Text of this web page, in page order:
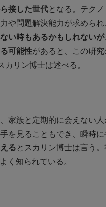
接した世代となる。テク
や問題解決能力が求められ
い時もあるかもしれない
可能性があると、この研
リン博士は述べる。
家族と定期的に会えない
を見ることもでき、瞬時に
る とスカリン博士は言う
く知られている。